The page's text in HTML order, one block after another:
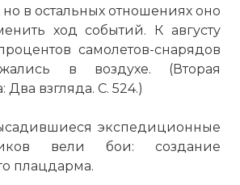
в остальных отношениях оно
ход событий. К августу
самолетов-снарядов
в воздухе. (Вторая
взгляда. С. 524.)
экспедиционные
вели бои: создание
плацдарма.